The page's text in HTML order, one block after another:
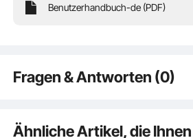
Was ist in der Box?
Benutzerhandbuch-de (PDF)
Fragen & Antworten (0)
Ist das Produkt langlebig? ...
Ähnliche Artikel, die